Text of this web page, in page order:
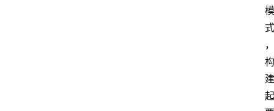
模
式
，
构
建
起